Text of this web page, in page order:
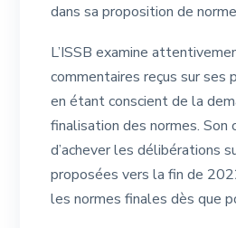
dans sa proposition de
L’ISSB examine
commentaires reçus sur ses
en étant conscient de la
finalisation des normes.
d’achever les délibérations
proposées vers la fin de
les normes finales dès que